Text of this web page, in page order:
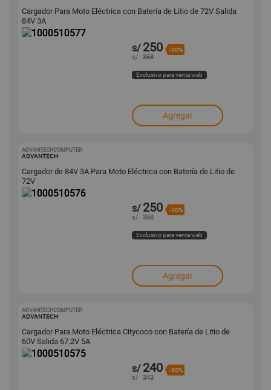
Cargador Para Moto Eléctrica con Batería de Litio de 72V Salida
84V 3A
s/ 250 -30%
s/ 358
Exclusivo para venta web
Agregar
ADVANTECHCOMPUTER
ADVANTECH
Cargador de 84V 3A Para Moto Eléctrica con Batería de Litio de
72V
s/ 250 -30%
s/ 358
Exclusivo para venta web
Agregar
ADVANTECHCOMPUTER
ADVANTECH
Cargador Para Moto Eléctrica Citycoco con Batería de Litio de
60V Salida 67.2V 5A
s/ 240 -30%
s/ 343